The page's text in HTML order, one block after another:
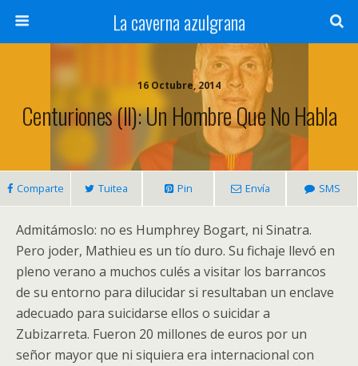
La caverna azulgrana
16 Octubre, 2014
Centuriones (II): Un Hombre Que No Habla
Comparte Tuitea Pin Envía SMS
Admitámoslo: no es Humphrey Bogart, ni Sinatra.
Pero joder, Mathieu es un tío duro. Su fichaje llevó en
pleno verano a muchos culés a visitar los barrancos
de su entorno para dilucidar si resultaban un enclave
adecuado para suicidarse ellos o suicidar a
Zubizarreta. Fueron 20 millones de euros por un
señor mayor que ni siquiera era internacional con